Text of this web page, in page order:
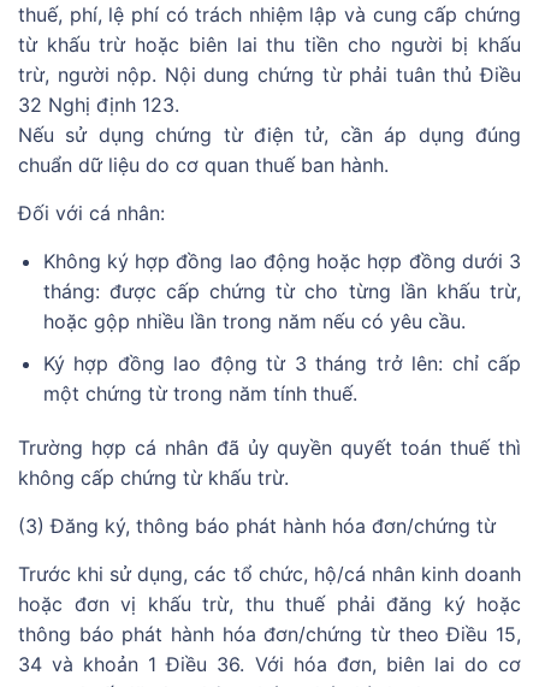
thuế, phí, lệ phí có trách nhiệm lập và cung cấp chứng
từ khấu trừ hoặc biên lai thu tiền cho người bị khấu
trừ, người nộp. Nội dung chứng từ phải tuân thủ Điều
32 Nghị định 123.
Nếu sử dụng chứng từ điện tử, cần áp dụng đúng
chuẩn dữ liệu do cơ quan thuế ban hành.
Đối với cá nhân:
Không ký hợp đồng lao động hoặc hợp đồng dưới 3
tháng: được cấp chứng từ cho từng lần khấu trừ,
hoặc gộp nhiều lần trong năm nếu có yêu cầu.
Ký hợp đồng lao động từ 3 tháng trở lên: chỉ cấp
một chứng từ trong năm tính thuế.
Trường hợp cá nhân đã ủy quyền quyết toán thuế thì
không cấp chứng từ khấu trừ.
(3) Đăng ký, thông báo phát hành hóa đơn/chứng từ
Trước khi sử dụng, các tổ chức, hộ/cá nhân kinh doanh
hoặc đơn vị khấu trừ, thu thuế phải đăng ký hoặc
thông báo phát hành hóa đơn/chứng từ theo Điều 15,
34 và khoản 1 Điều 36. Với hóa đơn, biên lai do cơ